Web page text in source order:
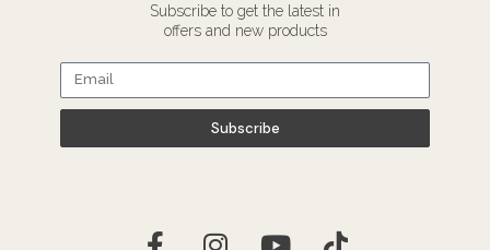
Subscribe to get the latest in
offers and new products
Subscribe